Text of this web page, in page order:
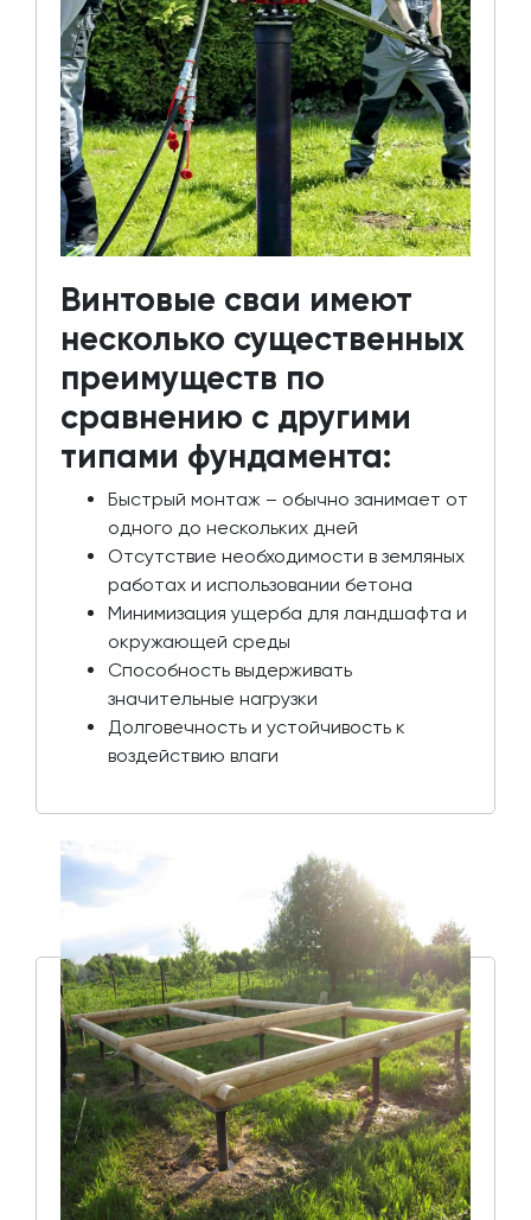
Винтовые сваи имеют
несколько существенных
преимуществ по
сравнению с другими
типами фундамента:
Быстрый монтаж – обычно занимает от
одного до нескольких дней
Отсутствие необходимости в земляных
работах и использовании бетона
Минимизация ущерба для ландшафта и
окружающей среды
Способность выдерживать
значительные нагрузки
Долговечность и устойчивость к
воздействию влаги